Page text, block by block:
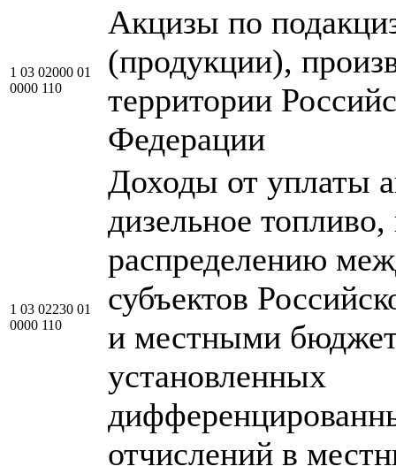
1 03 02000 01
0000 110
Акцизы по
(продукции),
территории
Федерации
1 03 02230 01
0000 110
Доходы от уплаты
дизельное
распределению
субъектов
и местными
установленных
отчислений в